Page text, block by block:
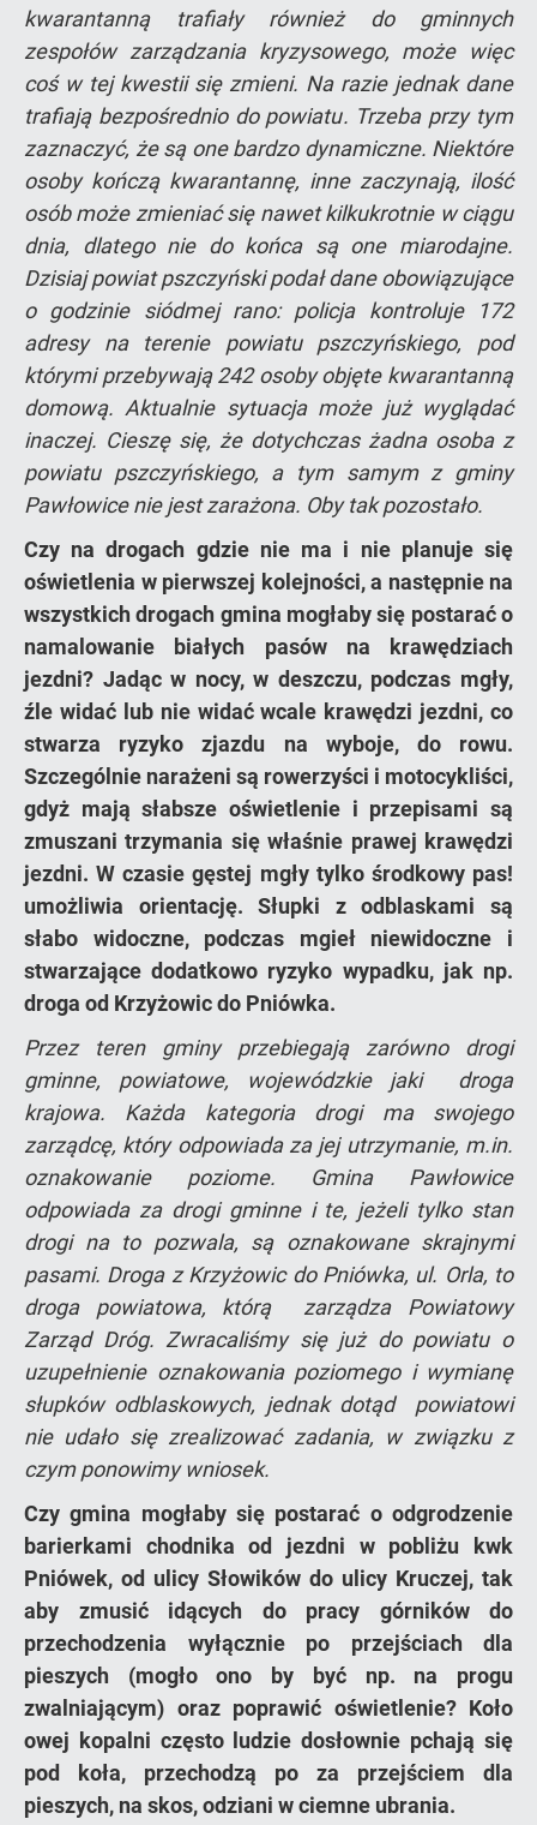
kwarantanną trafiały również do gminnych
zespołów zarządzania kryzysowego, może więc
coś w tej kwestii się zmieni. Na razie jednak dane
trafiają bezpośrednio do powiatu. Trzeba przy tym
zaznaczyć, że są one bardzo dynamiczne. Niektóre
osoby kończą kwarantannę, inne zaczynają, ilość
osób może zmieniać się nawet kilkukrotnie w ciągu
dnia, dlatego nie do końca są one miarodajne.
Dzisiaj powiat pszczyński podał dane obowiązujące
o godzinie siódmej rano: policja kontroluje 172
adresy na terenie powiatu pszczyńskiego, pod
którymi przebywają 242 osoby objęte kwarantanną
domową. Aktualnie sytuacja może już wyglądać
inaczej. Cieszę się, że dotychczas żadna osoba z
powiatu pszczyńskiego, a tym samym z gminy
Pawłowice nie jest zarażona. Oby tak pozostało.
Czy na drogach gdzie nie ma i nie planuje się
oświetlenia w pierwszej kolejności, a następnie na
wszystkich drogach gmina mogłaby się postarać o
namalowanie białych pasów na krawędziach
jezdni? Jadąc w nocy, w deszczu, podczas mgły,
źle widać lub nie widać wcale krawędzi jezdni, co
stwarza ryzyko zjazdu na wyboje, do rowu.
Szczególnie narażeni są rowerzyści i motocykliści,
gdyż mają słabsze oświetlenie i przepisami są
zmuszani trzymania się właśnie prawej krawędzi
jezdni. W czasie gęstej mgły tylko środkowy pas!
umożliwia orientację. Słupki z odblaskami są
słabo widoczne, podczas mgieł niewidoczne i
stwarzające dodatkowo ryzyko wypadku, jak np.
droga od Krzyżowic do Pniówka.
Przez teren gminy przebiegają zarówno drogi
gminne, powiatowe, wojewódzkie jaki droga
krajowa. Każda kategoria drogi ma swojego
zarządcę, który odpowiada za jej utrzymanie, m.in.
oznakowanie poziome. Gmina Pawłowice
odpowiada za drogi gminne i te, jeżeli tylko stan
drogi na to pozwala, są oznakowane skrajnymi
pasami. Droga z Krzyżowic do Pniówka, ul. Orla, to
droga powiatowa, którą zarządza Powiatowy
Zarząd Dróg. Zwracaliśmy się już do powiatu o
uzupełnienie oznakowania poziomego i wymianę
słupków odblaskowych, jednak dotąd powiatowi
nie udało się zrealizować zadania, w związku z
czym ponowimy wniosek.
Czy gmina mogłaby się postarać o odgrodzenie
barierkami chodnika od jezdni w pobliżu kwk
Pniówek, od ulicy Słowików do ulicy Kruczej, tak
aby zmusić idących do pracy górników do
przechodzenia wyłącznie po przejściach dla
pieszych (mogło ono by być np. na progu
zwalniającym) oraz poprawić oświetlenie? Koło
owej kopalni często ludzie dosłownie pchają się
pod koła, przechodzą po za przejściem dla
pieszych, na skos, odziani w ciemne ubrania.